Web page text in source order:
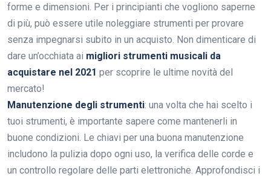
forme e dimensioni. Per i principianti che vogliono saperne
di più, può essere utile noleggiare strumenti per provare
senza impegnarsi subito in un acquisto. Non dimenticare di
dare un’occhiata ai migliori strumenti musicali da
acquistare nel 2021 per scoprire le ultime novità del
mercato!
Manutenzione degli strumenti: una volta che hai scelto i
tuoi strumenti, è importante sapere come mantenerli in
buone condizioni. Le chiavi per una buona manutenzione
includono la pulizia dopo ogni uso, la verifica delle corde e
un controllo regolare delle parti elettroniche. Approfondisci i